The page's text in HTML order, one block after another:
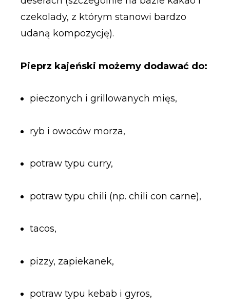
czekolady, z którym stanowi bardzo
udaną kompozycję).
Pieprz kajeński możemy dodawać do:
pieczonych i grillowanych mięs,
ryb i owoców morza,
potraw typu curry,
potraw typu chili (np. chili con carne),
tacos,
pizzy, zapiekanek,
potraw typu kebab i gyros,